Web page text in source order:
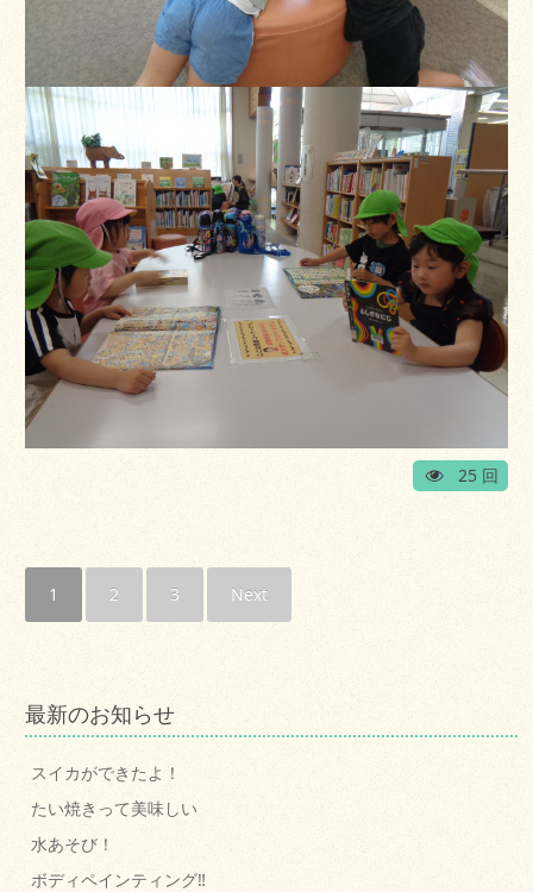
25 回
1 2 3 Next
最新のお知らせ
スイカができたよ！
たい焼きって美味しい
水あそび！
ボディペインティング‼